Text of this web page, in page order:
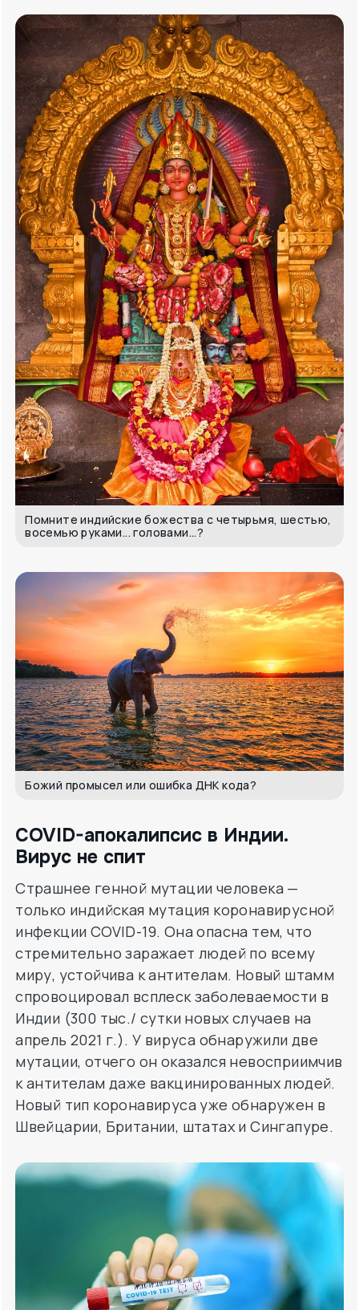
Помните индийские божества с четырьмя, шестью,
восемью руками... головами...?
Божий промысел или ошибка ДНК кода?
COVID-апокалипсис в Индии.
Вирус не спит
Страшнее генной мутации человека —
только индийская мутация коронавирусной
инфекции COVID-19. Она опасна тем, что
стремительно заражает людей по всему
миру, устойчива к антителам. Новый штамм
спровоцировал всплеск заболеваемости в
Индии (300 тыс./ сутки новых случаев на
апрель 2021 г.). У вируса обнаружили две
мутации, отчего он оказался невосприимчив
к антителам даже вакцинированных людей.
Новый тип коронавируса уже обнаружен в
Швейцарии, Британии, штатах и Сингапуре.